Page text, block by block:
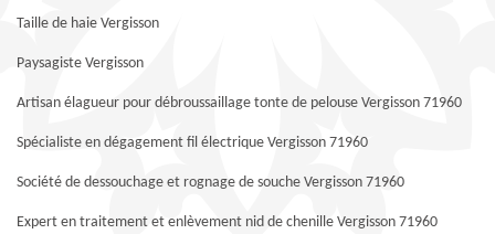
Taille de haie Vergisson
Paysagiste Vergisson
Artisan élagueur pour débroussaillage tonte de pelouse Vergisson 71960
Spécialiste en dégagement fil électrique Vergisson 71960
Société de dessouchage et rognage de souche Vergisson 71960
Expert en traitement et enlèvement nid de chenille Vergisson 71960